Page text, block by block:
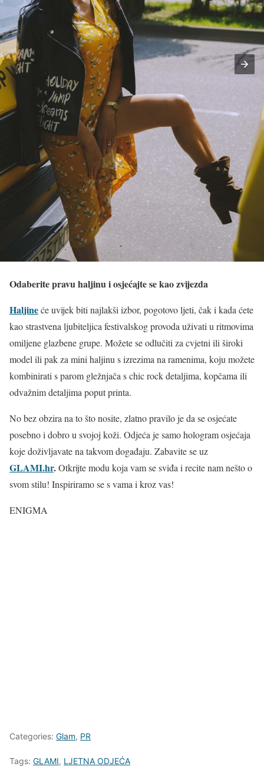
Odaberite pravu haljinu i osjećajte se kao zvijezda
Haljineće uvijek biti najlakši izbor, pogotovo ljeti, čak i kada ćete
kao strastvena ljubiteljica festivalskog provoda uživati u ritmovima
omiljene glazbene grupe. Možete se odlučiti za cvjetni ili široki
model ili pak za mini haljinu s izrezima na ramenima, koju možete
kombinirati s parom gležnjača s chic rock detaljima, kopčama ili
odvažnim detaljima poput printa.
No bez obzira na to što nosite, zlatno pravilo je da se osjećate
posebno i dobro u svojoj koži. Odjeća je samo hologram osjećaja
koje doživljavate na takvom događaju. Zabavite se uz
GLAMI.hr.Otkrijte modu koja vam se sviđa i recite nam nešto o
svom stilu! Inspiriramo se s vama i kroz vas!
ENIGMA
Categories: Glam, PR
Tags: GLAMI, LJETNA ODJEĆA